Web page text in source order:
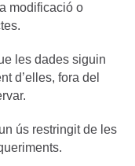
modificació o
les dades siguin
d’elles, fora del
ús restringit de les